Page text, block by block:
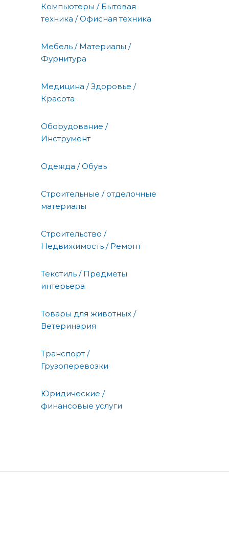
Компьютеры / Бытовая
техника / Офисная техника
Мебель / Материалы /
Фурнитура
Медицина / Здоровье /
Красота
Оборудование /
Инструмент
Одежда / Обувь
Строительные / отделочные
материалы
Строительство /
Недвижимость / Ремонт
Текстиль / Предметы
интерьера
Товары для животных /
Ветеринария
Транспорт /
Грузоперевозки
Юридические /
финансовые услуги